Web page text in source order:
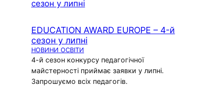
EDUCATION AWARD EUROPE – 4-й
сезон у липні
НОВИНИ ОСВІТИ
4-й сезон конкурсу педагогічної
майстерності приймає заявки у липні.
Запрошуємо всіх педагогів.